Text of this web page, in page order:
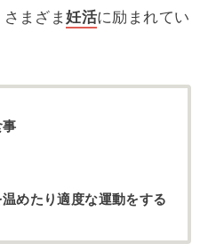
まざま妊活に励まれてい
めたり適度な運動をする